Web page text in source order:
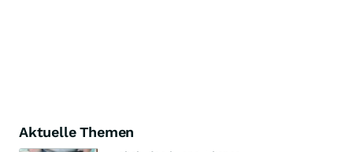
Aktuelle Themen